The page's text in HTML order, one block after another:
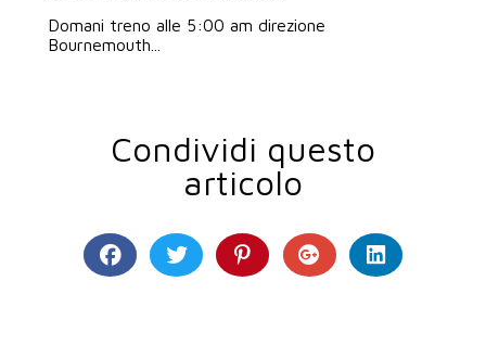
Domani treno alle 5:00 am direzione
Bournemouth...
Condividi questo
articolo